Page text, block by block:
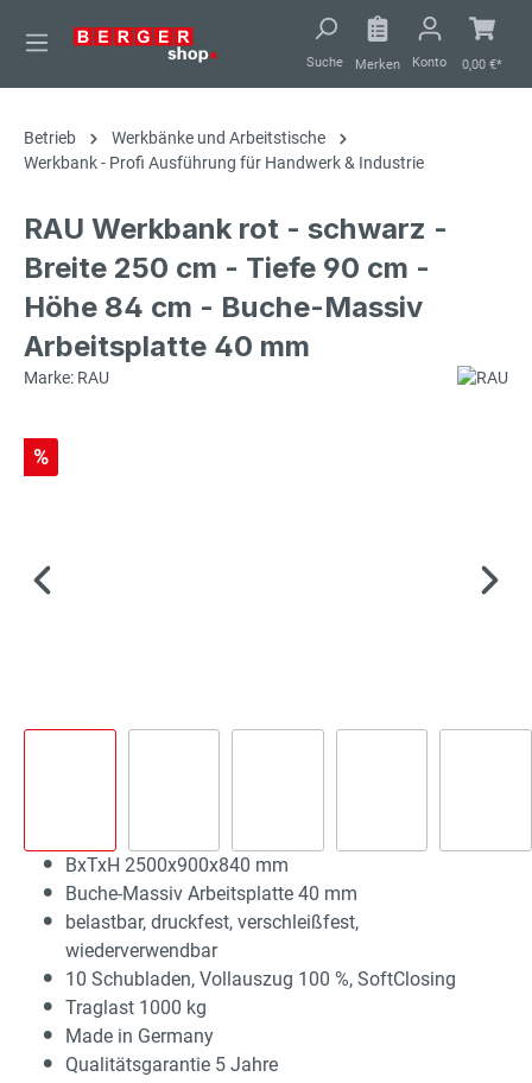
springen
Suche Merken Konto 0,00 €*
Betrieb
Werkbänke und Arbeitstische
Werkbank - Profi Ausführung für Handwerk & Industrie
RAU Werkbank rot - schwarz -
Breite 250 cm - Tiefe 90 cm -
Höhe 84 cm - Buche-Massiv
Arbeitsplatte 40 mm
Marke: RAU
%
BxTxH 2500x900x840 mm
Buche-Massiv Arbeitsplatte 40 mm
belastbar, druckfest, verschleißfest,
wiederverwendbar
10 Schubladen, Vollauszug 100 %, SoftClosing
Traglast 1000 kg
Made in Germany
Qualitätsgarantie 5 Jahre